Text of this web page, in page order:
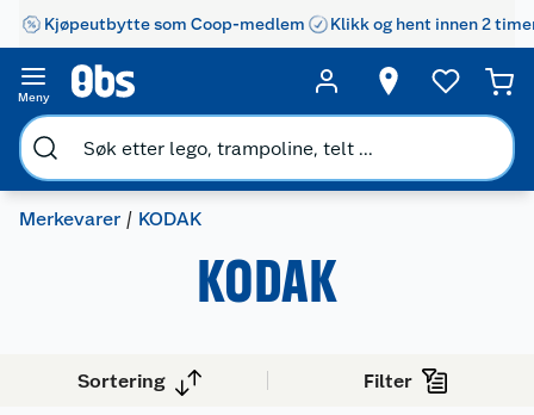
Kjøpeutbytte som Coop-medlem Klikk og hent innen 2
Meny
Merkevarer KODAK
KODAK
Sortering Filter